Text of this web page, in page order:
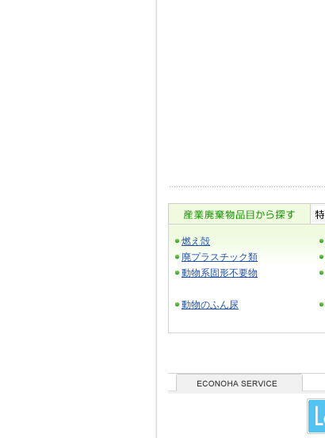
燃え殻
廃プラスチック類
動物系固形不要物
動物のふん尿